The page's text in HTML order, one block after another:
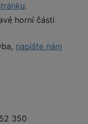
.
horní části
napište nám
350